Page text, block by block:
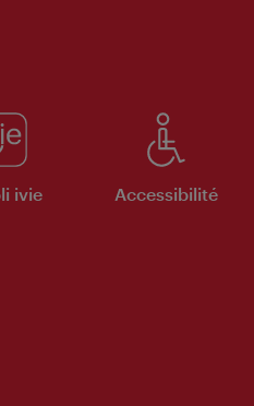
ivie Accessibilité